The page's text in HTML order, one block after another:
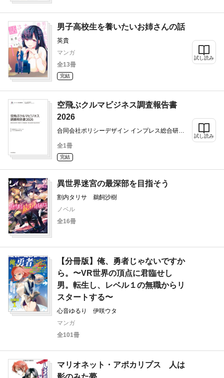
男子高校生を養いたいお姉さんの話
英貴
マンガ
全13冊
完結
試し読み
空飛ぶクルマビジネス調査報告書
2026
合同会社ポリシーデザイン インプレス総合研究
全1冊
完結
試し読み
異世界迷宮の最深部を目指そう
割内タリサ 鵜飼沙樹
ノベル
全16冊
【分冊版】俺、勇者じゃないですか
ら。〜VR世界の頂点に君臨せし
男。転生し、レベル１の無職からリ
スタートする〜
心音ゆるり 伊咲ウタ
マンガ
全101冊
マリオネット・アポカリプス 人は